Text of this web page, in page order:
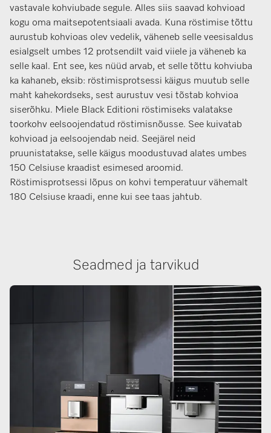
vastavale kohviubade segule. Alles siis saavad kohvioad
kogu oma maitsepotentsiaali avada. Kuna röstimise tõttu
aurustub kohvioas olev vedelik, väheneb selle veesisaldus
esialgselt umbes 12 protsendilt vaid viiele ja väheneb ka
selle kaal. Ent see, kes nüüd arvab, et selle tõttu kohviuba
ka kahaneb, eksib: röstimisprotsessi käigus muutub selle
maht kahekordseks, sest aurustuv vesi tõstab kohvioa
siserõhku. Miele Black Editioni röstimiseks valatakse
toorkohv eelsoojendatud röstimisnõusse. See kuivatab
kohvioad ja eelsoojendab neid. Seejärel neid
pruunistatakse, selle käigus moodustuvad alates umbes
150 Celsiuse kraadist esimesed aroomid.
Röstimisprotsessi lõpus on kohvi temperatuur vähemalt
180 Celsiuse kraadi, enne kui see taas jahtub.
Seadmed ja tarvikud